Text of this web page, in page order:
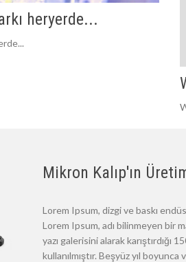
heryerde...
Mikron Kalıp'ın
Lorem Ipsum, dizgi ve baskı
Lorem Ipsum, adı bilinmeyen bir
yazı galerisini alarak
kullanılmıştır. Beşyüz yıl boyunca